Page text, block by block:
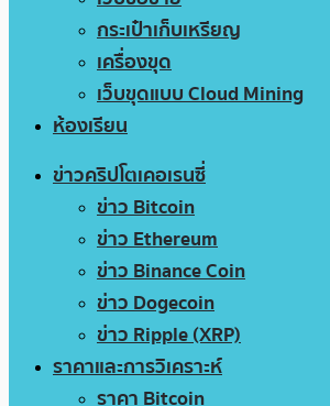
กระเป๋าเก็บเหรียญ
เครื่องขุด
เว็บขุดแบบ Cloud Mining
ห้องเรียน
ข่าวคริปโตเคอเรนซี่
ข่าว Bitcoin
ข่าว Ethereum
ข่าว Binance Coin
ข่าว Dogecoin
ข่าว Ripple (XRP)
ราคาและการวิเคราะห์
ราคา Bitcoin